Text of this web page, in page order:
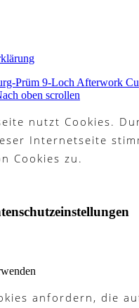
Prüm 9-Loch Afterwork
oben scrollen
nutzt Cookies.
Internetseite
Cookies zu.
anfordern, die